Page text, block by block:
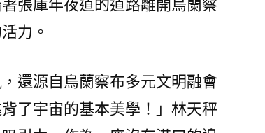
張庫年夜道的道路離開烏蘭察
力。
還源自烏蘭察布多元文明融會
了宇宙的基本美學！」林天秤